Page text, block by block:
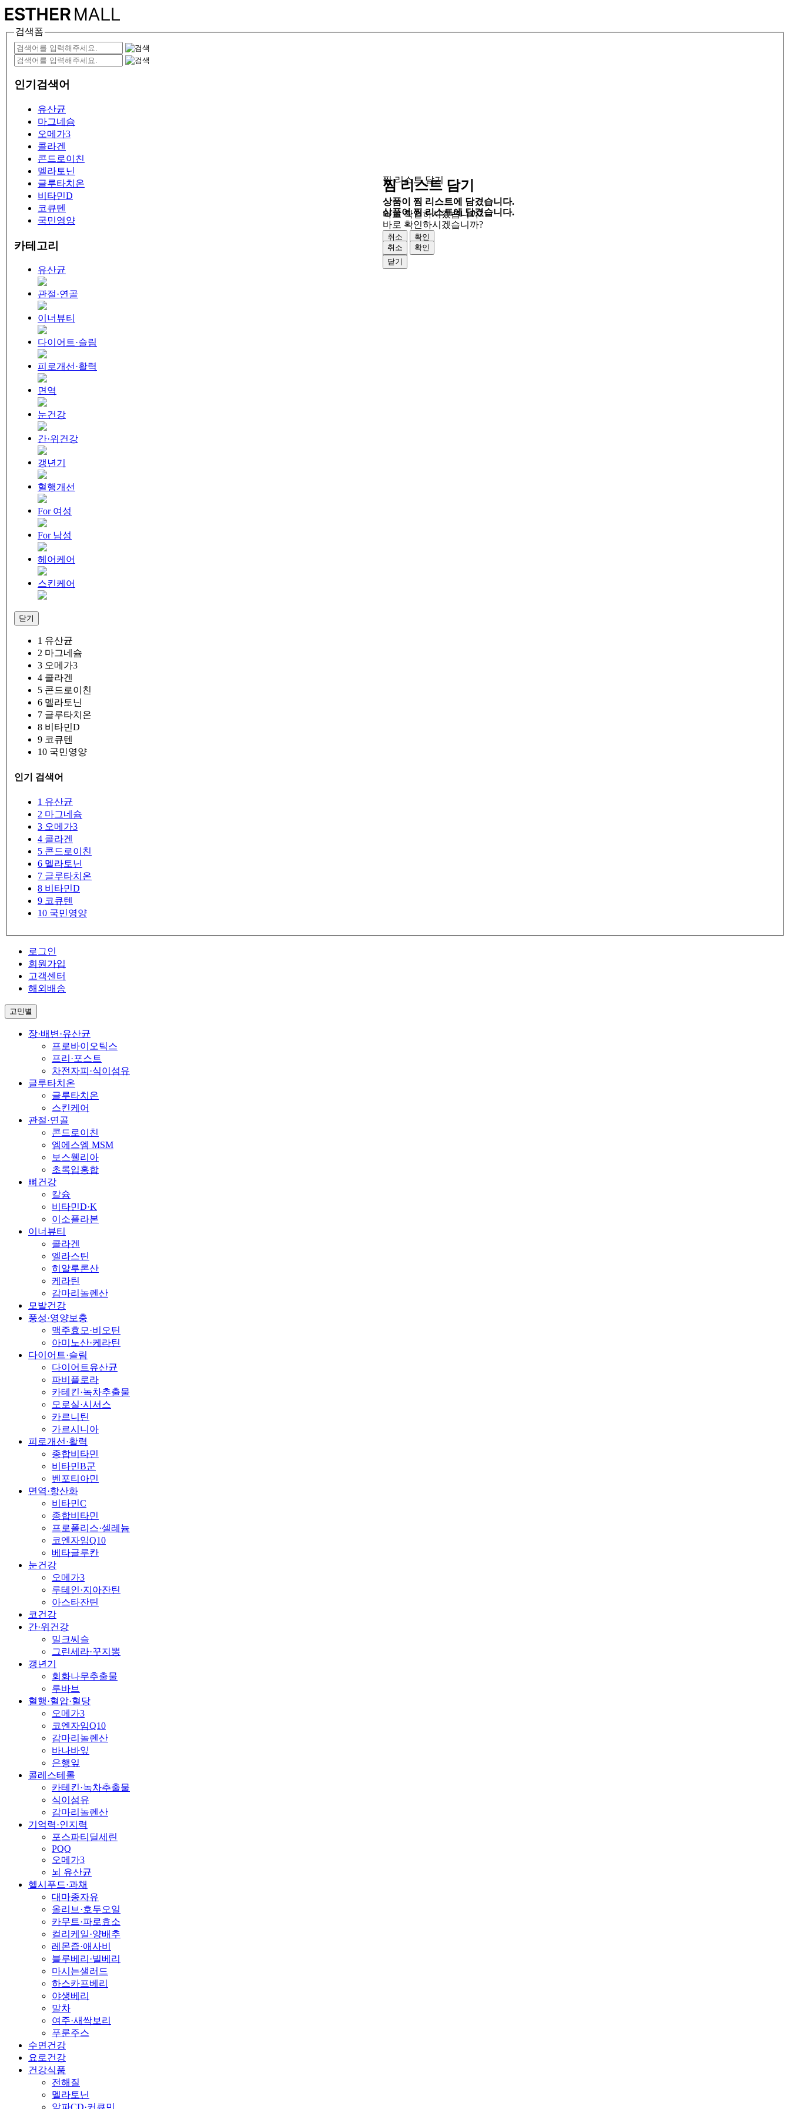
검색폼
인기검색어
유산균
마그네슘
오메가3
콜라겐
콘드로이친
멜라토닌
글루타치온
비타민D
코큐텐
국민영양
카테고리
유산균
관절·연골
이너뷰티
다이어트·슬림
피로개선·활력
면역
눈건강
간·위건강
갱년기
혈행개선
For 여성
For 남성
헤어케어
스킨케어
닫기
1 유산균
2 마그네슘
3 오메가3
4 콜라겐
5 콘드로이친
6 멜라토닌
7 글루타치온
8 비타민D
9 코큐텐
10 국민영양
인기 검색어
1 유산균
2 마그네슘
3 오메가3
4 콜라겐
5 콘드로이친
6 멜라토닌
7 글루타치온
8 비타민D
9 코큐텐
10 국민영양
로그인
회원가입
고객센터
해외배송
고민별
장·배변·유산균
프로바이오틱스
프리·포스트
차전자피·식이섬유
글루타치온
글루타치온
스킨케어
관절·연골
콘드로이친
엠에스엠 MSM
보스웰리아
초록입홍합
뼈건강
칼슘
비타민D·K
이소플라본
이너뷰티
콜라겐
엘라스틴
히알루론산
케라틴
감마리놀렌산
모발건강
풍성·영양보충
맥주효모·비오틴
아미노산·케라틴
다이어트·슬림
다이어트유산균
파비플로라
카테킨·녹차추출물
모로실·시서스
카르니틴
가르시니아
피로개선·활력
종합비타민
비타민B군
벤포티아민
면역·항산화
비타민C
종합비타민
프로폴리스·셀레늄
코엔자임Q10
베타글루칸
눈건강
오메가3
루테인·지아잔틴
아스타잔틴
코건강
간·위건강
밀크씨슬
그린세라·꾸지뽕
갱년기
회화나무추출물
루바브
혈행·혈압·혈당
오메가3
코엔자임Q10
감마리놀렌산
바나바잎
은행잎
콜레스테롤
카테킨·녹차추출물
식이섬유
감마리놀렌산
기억력·인지력
포스파티딜세린
PQQ
오메가3
뇌 유산균
헬시푸드·과채
대마종자유
올리브·호두오일
카무트·파로효소
컬리케일·양배추
레몬즙·애사비
블루베리·빌베리
마시는샐러드
하스카프베리
야생베리
말차
여주·새싹보리
푸룬주스
수면건강
요로건강
건강식품
전해질
멜라토닌
알파CD·커큐민
찜 리스트 담기
상품이 찜 리스트에 담겼습니다.
바로 확인하시겠습니까?
취소
확인
닫기
찜 리스트 담기
상품이 찜 리스트에 담겼습니다.
바로 확인하시겠습니까?
취소
확인
닫기